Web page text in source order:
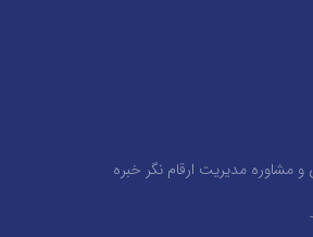
مدیریت ارقام نگر خبره